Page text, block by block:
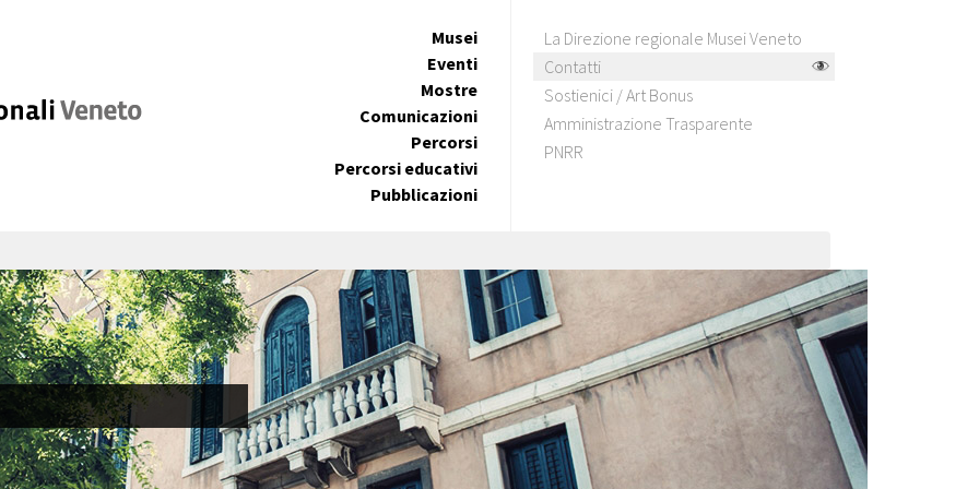
Musei
Eventi
Mostre
Comunicazioni
Percorsi
Percorsi educativi
Pubblicazioni
La Direzione regionale Musei Veneto
Contatti
Sostienici / Art Bonus
Amministrazione Trasparente
PNRR